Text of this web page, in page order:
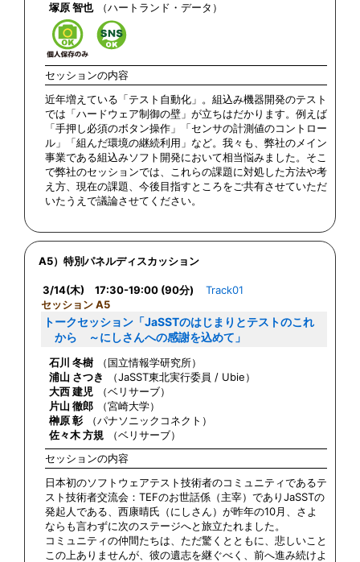
塚原 智也
（ハートランド・データ）
セッションの内容
近年増えている「テスト自動化」。組込み機器開発のテスト
では「ハードウェア制御の壁」が立ちはだかります。例えば
「手押し必須のボタン操作」「センサの計測値のコントロー
ル」「組んだ環境の継続利用」など。我々も、弊社のメイン
事業である組込みソフト開発において相当悩みました。そこ
で弊社のセッションでは、これらの課題に対処した方法や考
え方、現在の課題、今後目指すところをご共有させていただ
いたうえで議論させてください。
A5）特別パネルディスカッション
3/14(木) 17:30-19:00 (90分)
Track01
セッション A5
トークセッション「JaSSTのはじまりとテストのこれ
から ～にしさんへの感謝を込めて」
石川 冬樹
（国立情報学研究所）
浦山 さつき
（JaSST東北実行委員 / Ubie）
大西 建児
（ベリサーブ）
片山 徹郎
（宮崎大学）
榊原 彰
（パナソニックコネクト）
佐々木 方規
（ベリサーブ）
セッションの内容
日本初のソフトウェアテスト技術者のコミュニティであるテ
スト技術者交流会：TEFのお世話係（主宰）でありJaSSTの
発起人である、西康晴氏（にしさん）が昨年の10月、さよ
ならも言わずに次のステージへと旅立たれました。
コミュニティの仲間たちは、ただ驚くとともに、悲しいこと
この上ありませんが、彼の遺志を継ぐべく、前へ進み続けよ